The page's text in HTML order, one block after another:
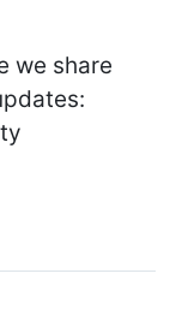
we share